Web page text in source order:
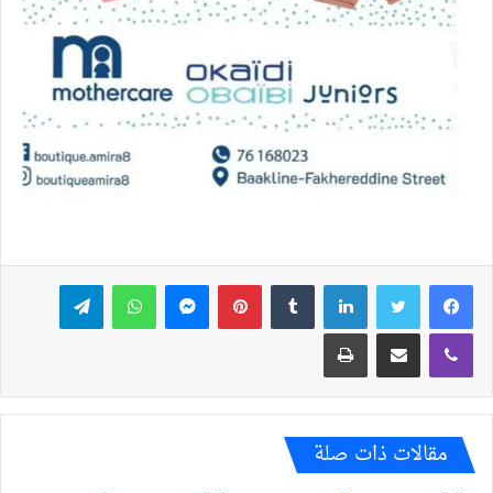
فيسبوك تويتر لينكدإن بينتيريستماسنجر واتساب تيلقرام
ڤايبر مشاركة عبر البريد طباعة
مقالات ذات صلة